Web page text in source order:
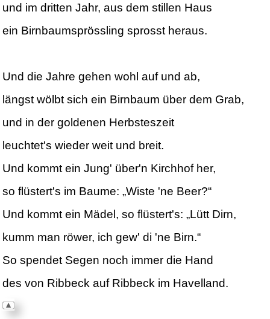
und im dritten Jahr, aus dem stillen Haus
ein Birnbaumsprössling sprosst heraus.
Und die Jahre gehen wohl auf und ab,
längst wölbt sich ein Birnbaum über dem Grab,
und in der goldenen Herbsteszeit
leuchtet's wieder weit und breit.
Und kommt ein Jung' über'n Kirchhof her,
so flüstert's im Baume: „Wiste 'ne Beer?“
Und kommt ein Mädel, so flüstert's: „Lütt Dirn,
kumm man röwer, ich gew' di 'ne Birn.“
So spendet Segen noch immer die Hand
des von Ribbeck auf Ribbeck im Havelland.